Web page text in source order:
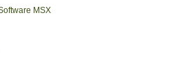
MSX